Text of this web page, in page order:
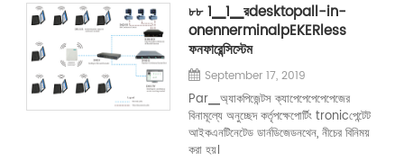
৮৮ 1▁1▁রdesktopall-in-
onennerminalpEKERless
ফনফারেন্সিস্টেম
September 17, 2019
Par▁অ্যাকপিজেন্টস ক্যাপেপেপেপেপেজের
বিনামূল্যে অনুচ্ছেদ কর্তৃপক্ষেপোর্টিং tronicপেন্টেট
আইকএনটিনেটেড ডার্নডিজেডনথেন, নীচের বিনিময়
করা হয়।